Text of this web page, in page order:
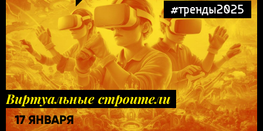
#тренды2025
Виртуальные строители
17 ЯНВАРЯ